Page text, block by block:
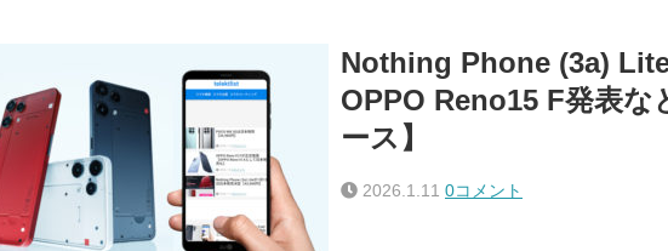
Nothing Phone (3a)
OPPO Reno15 F発表な
ース】
2026.1.11 0コメント